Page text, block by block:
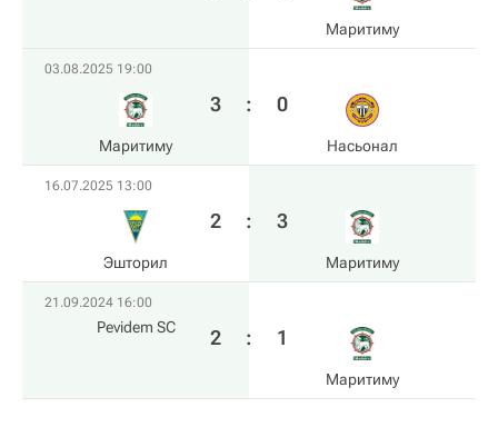
Маритиму
03.08.2025 19:00
Маритиму
3 : 0
Насьонал
16.07.2025 13:00
Эшторил
2 : 3
Маритиму
21.09.2024 16:00
Pevidem SC 2 : 1
Маритиму